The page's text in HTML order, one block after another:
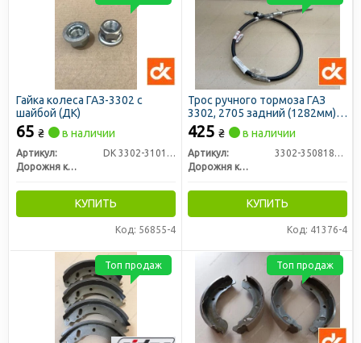
Гайка колеса ГАЗ-3302 с
шайбой (ДК)
65 ₴ в наличии
Артикул:
DK 3302-3101034
Дорожня карта
КУПИТЬ
Код: 56855-4
Трос ручного тормоза ГАЗ
3302, 2705 задний (1282мм)
(ДК)
425 ₴ в наличии
Артикул:
3302-3508180-03
Дорожня карта
КУПИТЬ
Код: 41376-4
Топ продаж Топ продаж